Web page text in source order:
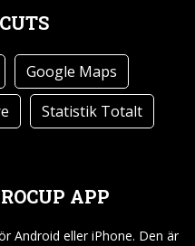
Google Maps
Statistik Totalt
APP
Android eller iPhone. Den är